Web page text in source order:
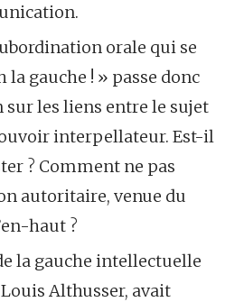
orale qui se
la gauche ! » passe donc
les liens entre le sujet
interpellateur. Est-il
? Comment ne pas
autoritaire, venue du
haut ?
la gauche intellectuelle
Louis Althusser, avait